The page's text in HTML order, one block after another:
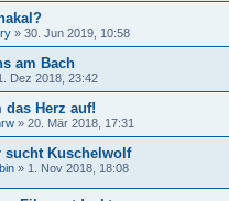
» 30. Jun 2019, 10:58
am Bach
Dez 2018, 23:42
das Herz auf!
» 20. Mär 2018, 17:31
sucht Kuschelwolf
» 1. Nov 2018, 18:08